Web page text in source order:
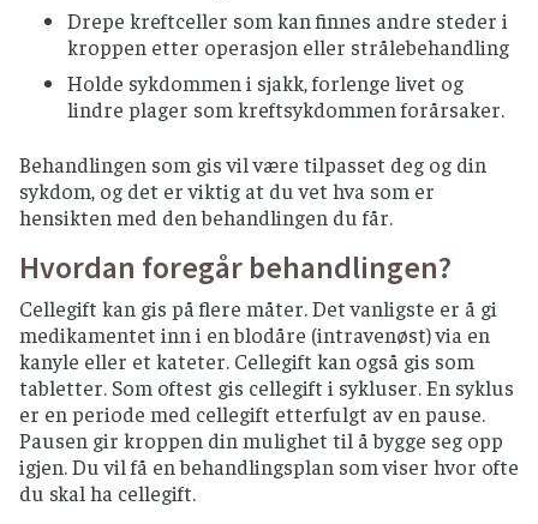
Drepe kreftceller som kan finnes andre steder i
kroppen etter operasjon eller strålebehandling
Holde sykdommen i sjakk, forlenge livet og
lindre plager som kreftsykdommen forårsaker.
Behandlingen som gis vil være tilpasset deg og din
sykdom, og det er viktig at du vet hva som er
hensikten med den behandlingen du får.
Hvordan foregår behandlingen?
Cellegift kan gis på flere måter. Det vanligste er å gi
medikamentet inn i en blodåre (intravenøst) via en
kanyle eller et kateter. Cellegift kan også gis som
tabletter. Som oftest gis cellegift i sykluser. En syklus
er en periode med cellegift etterfulgt av en pause.
Pausen gir kroppen din mulighet til å bygge seg opp
igjen. Du vil få en behandlingsplan som viser hvor ofte
du skal ha cellegift.